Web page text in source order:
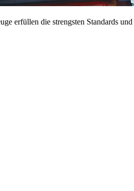
erfüllen die strengsten Standards